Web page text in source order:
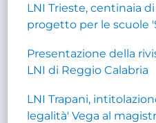
LNI Trieste, centinaia
progetto per le scuole
Presentazione della
LNI di Reggio Calabria
LNI Trapani,
legalità' Vega al